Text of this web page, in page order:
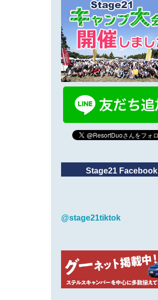
Stage21 Facebook
@stage21tiktok